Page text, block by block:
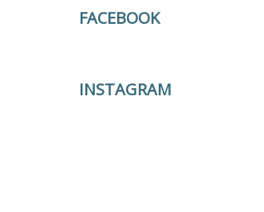
FACEBOOK
INSTAGRAM